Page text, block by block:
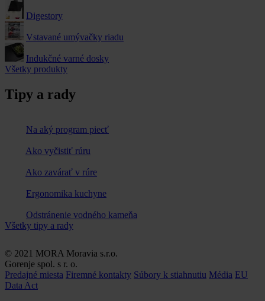
Digestory
Vstavané umývačky riadu
Indukčné varné dosky
Všetky produkty
Tipy a rady
Na aký program piecť
Ako vyčistiť rúru
Ako zavárať v rúre
Ergonomika kuchyne
Odstránenie vodného kameňa
Všetky tipy a rady
© 2021 MORA Moravia s.r.o.
Gorenje spol. s r. o.
Predajné miesta Firemné kontakty Súbory k stiahnutiu Média EU
Data Act